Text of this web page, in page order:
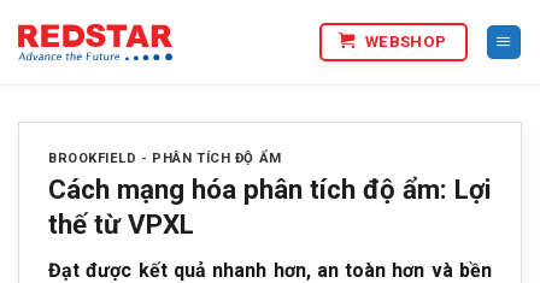
qua
WEBSHOP
BROOKFIELD - PHÂN TÍCH ĐỘ ẨM
Cách mạng hóa phân tích độ ẩm: Lợi
thế từ VPXL
Đạt được kết quả nhanh hơn, an toàn hơn và bền